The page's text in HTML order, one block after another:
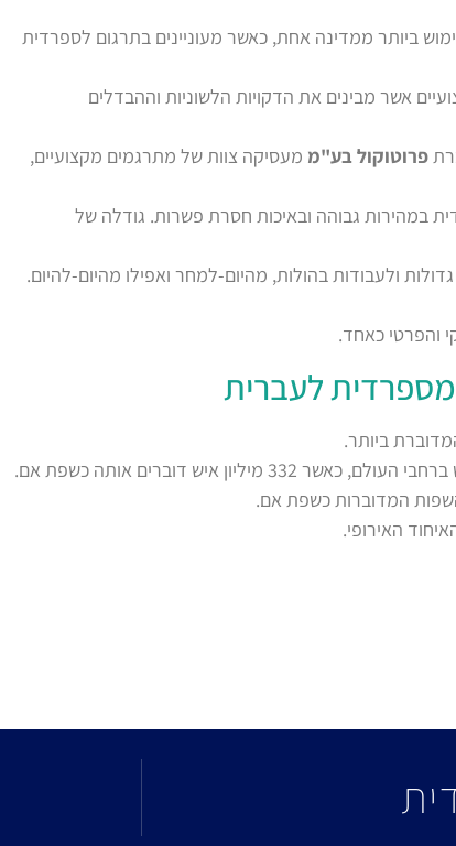
ביותר ממדינה אחת, כאשר מעוניינים בתרגום לספרדית
אשר מבינים את הדקויות הלשוניות וההבדלים
פרוטוקול בע"מ מעסיקה צוות של מתרגמים מקצועיים,
במהירות גבוהה ובאיכות חסרת פשרות. גודלה של
ולעבודות בהולות, מהיום-למחר ואפילו מהיום-להיום.
והפרטי כאחד.
לעברית
ביותר.
המדוברות כשפת אם.
האירופי.